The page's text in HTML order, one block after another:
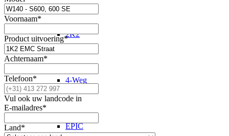
2K2
4-Weg
EPIC
Voornaam*
Product uitvoering*
Achternaam*
Telefoon*
Vul ook uw landcode in
E-mailadres*
Land*